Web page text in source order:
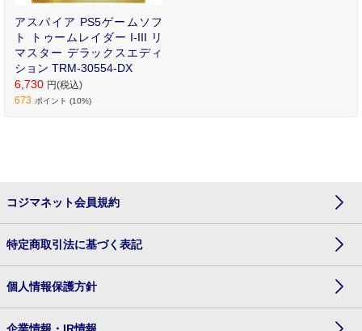
アスパイア PS5ゲームソフ
ト トゥームレイダー I-III リ
マスター デラックスエディ
ション TRM-30554-DX
6,730 円(税込)
673 ポイント (10%)
コジマネット会員規約
特定商取引法に基づく表記
個人情報保護方針